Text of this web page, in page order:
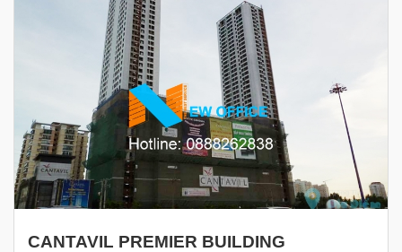
CANTAVIL PREMIER BUILDING